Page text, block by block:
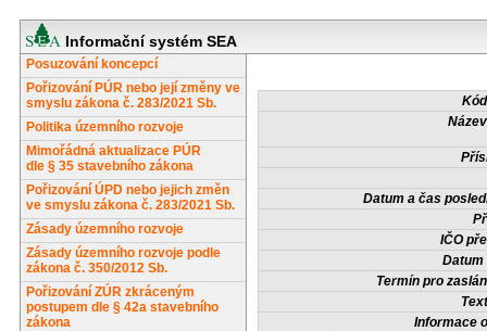
Informační systém SEA
Posuzování koncepcí
Pořizování PÚR nebo její změny ve
smyslu zákona č. 283/2021 Sb.
Politika územního rozvoje
Mimořádná aktualizace PÚR
dle § 35 stavebního zákona
Pořizování ÚPD nebo jejich změn
ve smyslu zákona č. 283/2021 Sb.
Zásady územního rozvoje
Zásady územního rozvoje podle
zákona č. 350/2012 Sb.
Pořizování ZÚR zkráceným
postupem dle § 42a stavebního
zákona
Datum a čas
IČO
Datum
Termín pro
Informace